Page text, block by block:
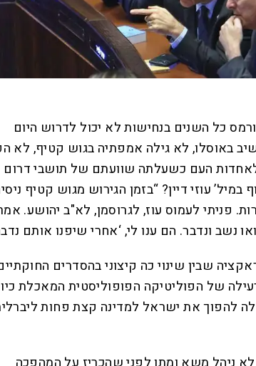
כל השנים בנחישות לא יכול לדרוש היום
באוסלו, לא גילה אמפתיה בגוש קטיף, לא
העם כשעלתה שוועתם של תושבי דרום
עוזי דיין? “בזמן הגירוש מגוש קטיף
פניתי לעמוס עוז, לגרוסמן, לא"ב יהושע.
נשב ונדבר. הם ענו לי, ‘אחרי שיפנו אותם
שבין שינוי כה קיצוני בהסדרים
של הפוליטיקה הפופוליסטית המאכלת
להפוך את ישראל למדינה קצת פחות